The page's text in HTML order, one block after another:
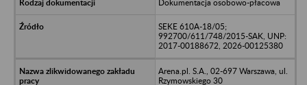
Dokumentacja osobowo-płacowa
SEKE 610A-18/05;
992700/611/748/2015-SAK, UNP:
2017-00188672, 2026-00125380
Arena.pl. S.A., 02-697 Warszawa, ul.
Rzymowskiego 30